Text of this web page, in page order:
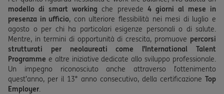
modello di smart working che prevede4 giorni al mese in
presenza in ufficio, con ulteriore flessibilità nei mesi di luglio e
agosto o per chi ha particolari esigenze personali o di salute.
Mentre, in termini di opportunità di crescita, promuove percorsi
strutturati per neolaureati come l’International Talent
Programme e altre iniziative dedicate allo sviluppo professionale.
Un impegno riconosciuto anche attraverso l’ottenimento
quest’anno, per il 13° anno consecutivo, della certificazione Top
Employer.